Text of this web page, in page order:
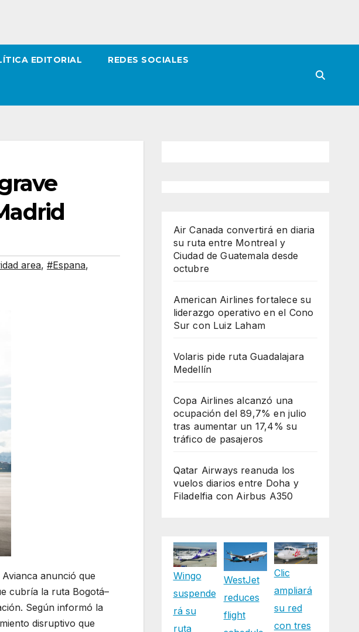
EDITORIAL REDES SOCIALES
area, #Espana,
Avianca anunció que
cubría la ruta Bogotá–
Según informó la
disruptivo que
Air Canada convertirá en diaria
su ruta entre Montreal y
Ciudad de Guatemala desde
octubre
American Airlines fortalece su
liderazgo operativo en el Cono
Sur con Luiz Laham
Volaris pide ruta Guadalajara
Medellín
Copa Airlines alcanzó una
ocupación del 89,7% en julio
tras aumentar un 17,4% su
tráfico de pasajeros
Qatar Airways reanuda los
vuelos diarios entre Doha y
Filadelfia con Airbus A350
Wingo
suspende
rá su
ruta
WestJet
reduces
flight
Clic
ampliará
su red
con tres